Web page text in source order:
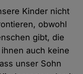
Kinder nicht
obwohl
gibt, die
auch keine
unser Sohn